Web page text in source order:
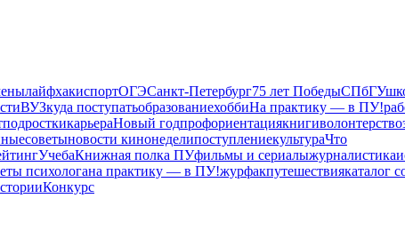
лайфхакиспортОГЭСанкт-Петербург75 лет ПобедыСПбГУ
ВУЗкуда поступатьобразованиехоббиНа практику — в ПУ!
подросткикарьераНовый годпрофориентациякнигиволонтерство
советыновости кинонеделипоступлениекультураЧто
УчебаКнижная полка ПУфильмы и сериалыжурналистика
психологана практику — в ПУ!журфакпутешествиякаталог
Конкурс